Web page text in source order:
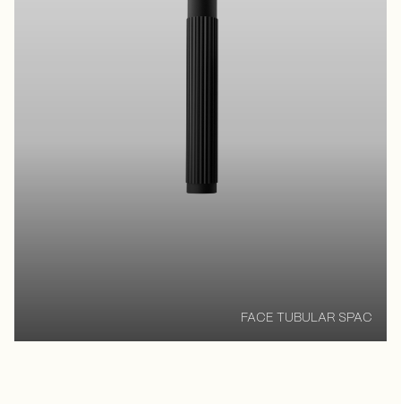
FACE TUBULAR SPAC